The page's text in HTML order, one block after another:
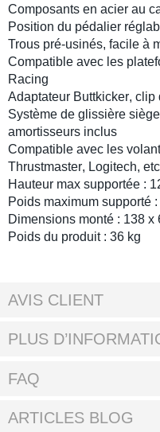
Composants en acier au
Position du pédalier
Trous pré-usinés, facile à
Compatible avec les
Racing
Adaptateur Buttkicker, clip
Système de glissière siège
amortisseurs inclus
Compatible avec les
Thrustmaster, Logitech,
Hauteur max supportée :
Poids maximum supporté
Dimensions monté : 138 x
Poids du produit : 36 kg
AVIS CLIENT
PLUS
FAQ
ARTICLES BLOG